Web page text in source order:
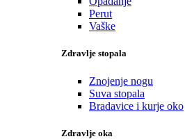
Perut
Vaške
Zdravlje stopala
Znojenje nogu
Suva stopala
Bradavice i kurje oko
Zdravlje oka